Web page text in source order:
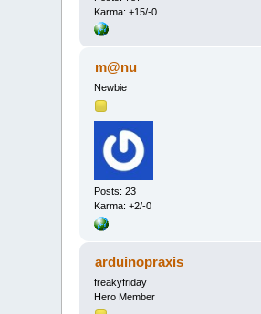
Karma: +15/-0
m@nu
Newbie
Posts: 23
Karma: +2/-0
arduinopraxis
freakyfriday
Hero Member